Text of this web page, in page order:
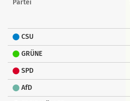
Partei
CSU
GRÜNE
SPD
AfD